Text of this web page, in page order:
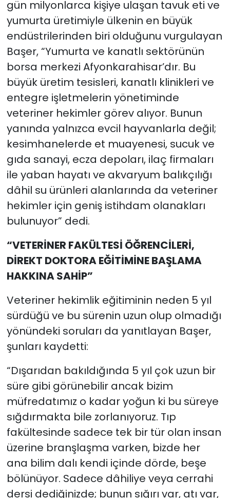
gün milyonlarca kişiye ulaşan tavuk eti ve
yumurta üretimiyle ülkenin en büyük
endüstrilerinden biri olduğunu vurgulayan
Başer, “Yumurta ve kanatlı sektörünün
borsa merkezi Afyonkarahisar’dır. Bu
büyük üretim tesisleri, kanatlı klinikleri ve
entegre işletmelerin yönetiminde
veteriner hekimler görev alıyor. Bunun
yanında yalnızca evcil hayvanlarla değil;
kesimhanelerde et muayenesi, sucuk ve
gıda sanayi, ecza depoları, ilaç firmaları
ile yaban hayatı ve akvaryum balıkçılığı
dâhil su ürünleri alanlarında da veteriner
hekimler için geniş istihdam olanakları
bulunuyor” dedi.
“VETERİNER FAKÜLTESİ ÖĞRENCİLERİ,
DİREKT DOKTORA EĞİTİMİNE BAŞLAMA
HAKKINA SAHİP”
Veteriner hekimlik eğitiminin neden 5 yıl
sürdüğü ve bu sürenin uzun olup olmadığı
yönündeki soruları da yanıtlayan Başer,
şunları kaydetti:
“Dışarıdan bakıldığında 5 yıl çok uzun bir
süre gibi görünebilir ancak bizim
müfredatımız o kadar yoğun ki bu süreye
sığdırmakta bile zorlanıyoruz. Tıp
fakültesinde sadece tek bir tür olan insan
üzerine branşlaşma varken, bizde her
ana bilim dalı kendi içinde dörde, beşe
bölünüyor. Sadece dâhiliye veya cerrahi
dersi dediğinizde; bunun sığırı var, atı var,